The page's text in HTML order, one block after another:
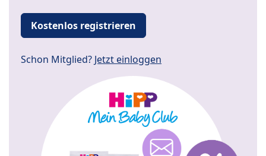
Kostenlos registrieren
Schon Mitglied? Jetzt einloggen